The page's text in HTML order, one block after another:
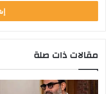
مقالات ذات صلة